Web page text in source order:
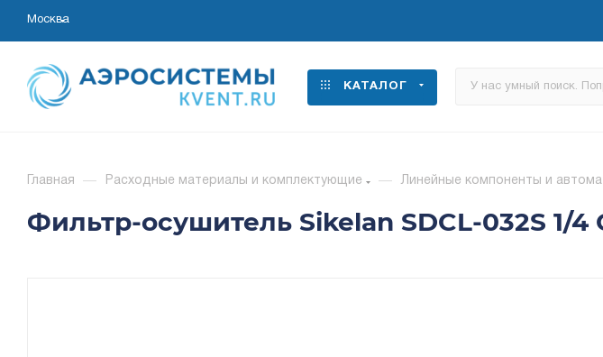
Москва
КАТАЛОГ
Главная — Расходные материалы и комплектующие — Линейные компоненты и
Фильтр-осушитель Sikelan SDCL-032S 1/4